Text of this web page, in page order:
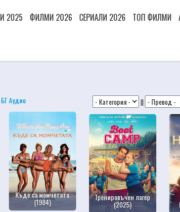
2025 ФИЛМИ 2026 СЕРИАЛИ 2026 ТОП ФИЛМИ
Аудио ||
Къде са момчетата
(1984) Тренировъчен лагер
(2025)